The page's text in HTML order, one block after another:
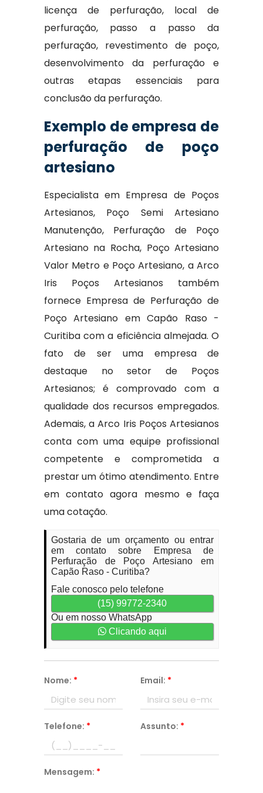
licença de perfuração, local de
perfuração, passo a passo da
perfuração, revestimento de poço,
desenvolvimento da perfuração e
outras etapas essenciais para
conclusão da perfuração.
Exemplo de empresa de
perfuração de poço
artesiano
Especialista em Empresa de Poços
Artesianos, Poço Semi Artesiano
Manutenção, Perfuração de Poço
Artesiano na Rocha, Poço Artesiano
Valor Metro e Poço Artesiano, a Arco
Iris Poços Artesianos também
fornece Empresa de Perfuração de
Poço Artesiano em Capão Raso -
Curitiba com a eficiência almejada. O
fato de ser uma empresa de
destaque no setor de Poços
Artesianos; é comprovado com a
qualidade dos recursos empregados.
Ademais, a Arco Iris Poços Artesianos
conta com uma equipe profissional
competente e comprometida a
prestar um ótimo atendimento. Entre
em contato agora mesmo e faça
uma cotação.
Gostaria de um orçamento ou entrar
em contato sobre Empresa de
Perfuração de Poço Artesiano em
Capão Raso - Curitiba?
Fale conosco pelo telefone
(15) 99772-2340
Ou em nosso WhatsApp
Clicando aqui
Nome: * Email: *
Telefone: * Assunto: *
Mensagem: *